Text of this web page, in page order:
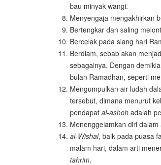
bau minyak wangi.
Menyengaja mengakhirkan
Bertengkar dan saling
Bercelak pada siang hari
Berdiam, sebab akan
sebagainya. Dengan
bulan Ramadhan, seperti
Mengumpulkan air ludah
tersebut, dimana menurut
pendapat al-ashoh adalah
Menenggelamkan diri
al-Wishal, baik pada puasa
malam hari, dalam arti
tahrim.